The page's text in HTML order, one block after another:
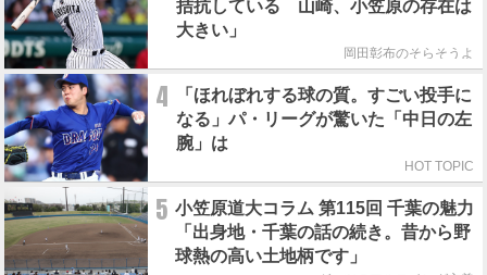
拮抗している 山崎、小笠原の存在は
大きい」
岡田彰布のそらそうよ
4
「ほれぼれする球の質。すごい投手に
なる」パ・リーグが驚いた「中日の左
腕」は
HOT TOPIC
5 小笠原道大コラム 第115回 千葉の魅力
「出身地・千葉の話の続き。昔から野
球熱の高い土地柄です」